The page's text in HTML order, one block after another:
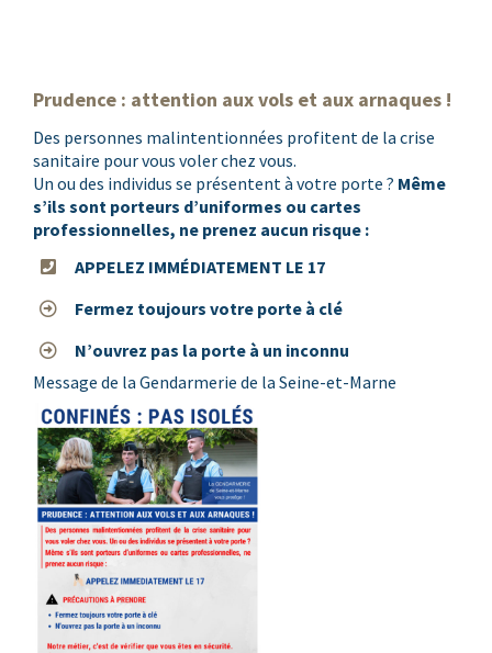
Prudence : attention aux vols et aux arnaques !
Des personnes malintentionnées profitent de la crise
sanitaire pour vous voler chez vous.
Un ou des individus se présentent à votre porte ? Même
s’ils sont porteurs d’uniformes ou cartes
professionnelles, ne prenez aucun risque :
APPELEZ IMMÉDIATEMENT LE 17
Fermez toujours votre porte à clé
N’ouvrez pas la porte à un inconnu
Message de la Gendarmerie de la Seine-et-Marne